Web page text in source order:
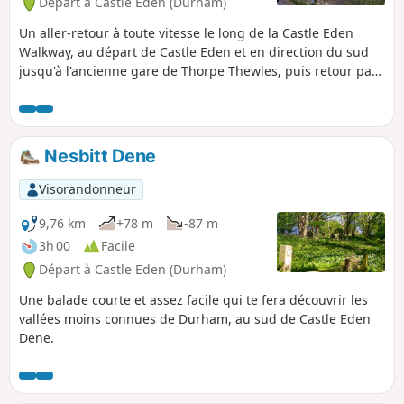
Un aller-retour à toute vitesse le long de la Castle Eden
Walkway, au départ de Castle Eden et en direction du sud
jusqu'à l'ancienne gare de Thorpe Thewles, puis retour par
nationale n° 1 et est facile à suivre dans sa majeure partie.
On le fait généralement à vélo, mais on peut aussi le faire à
pied. Les paysages sont sympas et il y a des détours sympas
si tu es à pied.
Nesbitt Dene
Visorandonneur
9,76 km
+78 m
-87 m
3h 00
Facile
Départ à Castle Eden (Durham)
Une balade courte et assez facile qui te fera découvrir les
vallées moins connues de Durham, au sud de Castle Eden
Dene.